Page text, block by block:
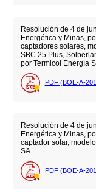
Resolución de 4 de
Energética y Minas,
captadores solares,
SBC 25 Plus,
por Termicol Energía
PDF (BOE-A-
Resolución de 4 de
Energética y Minas,
captador solar,
SA.
PDF (BOE-A-